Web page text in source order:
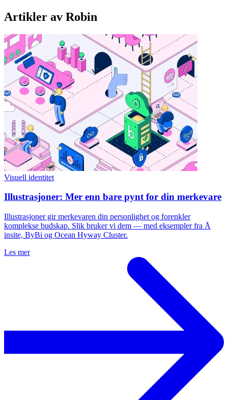
Artikler av Robin
Visuell identitet
Illustrasjoner: Mer enn bare pynt for din merkevare
Illustrasjoner gir merkevaren din personlighet og forenkler
komplekse budskap. Slik bruker vi dem — med eksempler fra Å
insite, ByBi og Ocean Hyway Cluster.
Les mer